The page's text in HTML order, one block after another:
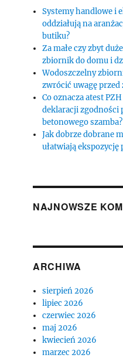
Systemy handlowe i
oddziałują na
butiku?
Za małe czy zbyt
zbiornik do domu i
Wodoszczelny
zwrócić uwagę przed
Co oznacza atest
deklaracji zgodności
betonowego szamba?
Jak dobrze dobrane
ułatwiają ekspozycję
NAJNOWSZE
ARCHIWA
sierpień 2026
lipiec 2026
czerwiec 2026
maj 2026
kwiecień 2026
marzec 2026